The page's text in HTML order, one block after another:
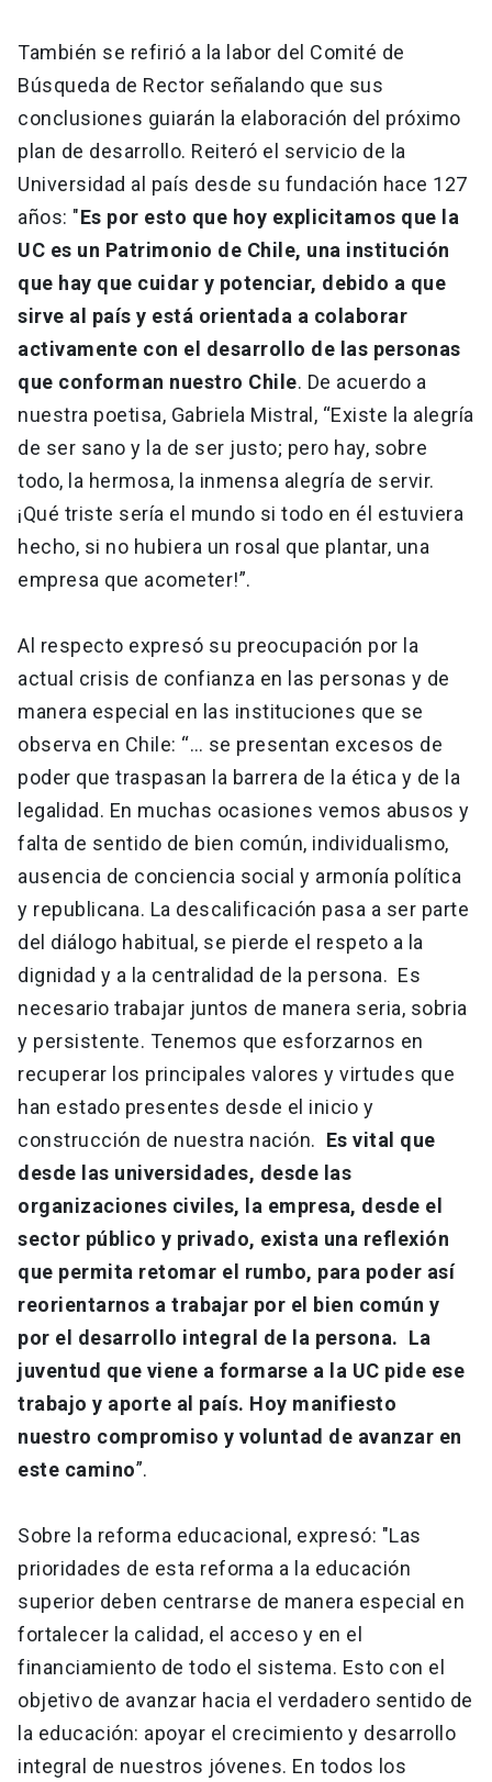
También se refirió a la labor del Comité de
Búsqueda de Rector señalando que sus
conclusiones guiarán la elaboración del próximo
plan de desarrollo. Reiteró el servicio de la
Universidad al país desde su fundación hace 127
años: "Es por esto que hoy explicitamos que la
UC es un Patrimonio de Chile, una institución
que hay que cuidar y potenciar, debido a que
sirve al país y está orientada a colaborar
activamente con el desarrollo de las personas
que conforman nuestro Chile. De acuerdo a
nuestra poetisa, Gabriela Mistral, “Existe la alegría
de ser sano y la de ser justo; pero hay, sobre
todo, la hermosa, la inmensa alegría de servir.
¡Qué triste sería el mundo si todo en él estuviera
hecho, si no hubiera un rosal que plantar, una
empresa que acometer!”.
Al respecto expresó su preocupación por la
actual crisis de confianza en las personas y de
manera especial en las instituciones que se
observa en Chile: “… se presentan excesos de
poder que traspasan la barrera de la ética y de la
legalidad. En muchas ocasiones vemos abusos y
falta de sentido de bien común, individualismo,
ausencia de conciencia social y armonía política
y republicana. La descalificación pasa a ser parte
del diálogo habitual, se pierde el respeto a la
dignidad y a la centralidad de la persona. Es
necesario trabajar juntos de manera seria, sobria
y persistente. Tenemos que esforzarnos en
recuperar los principales valores y virtudes que
han estado presentes desde el inicio y
construcción de nuestra nación. Es vital que
desde las universidades, desde las
organizaciones civiles, la empresa, desde el
sector público y privado, exista una reflexión
que permita retomar el rumbo, para poder así
reorientarnos a trabajar por el bien común y
por el desarrollo integral de la persona. La
juventud que viene a formarse a la UC pide ese
trabajo y aporte al país. Hoy manifiesto
nuestro compromiso y voluntad de avanzar en
este camino”.
Sobre la reforma educacional, expresó: "Las
prioridades de esta reforma a la educación
superior deben centrarse de manera especial en
fortalecer la calidad, el acceso y en el
financiamiento de todo el sistema. Esto con el
objetivo de avanzar hacia el verdadero sentido de
la educación: apoyar el crecimiento y desarrollo
integral de nuestros jóvenes. En todos los